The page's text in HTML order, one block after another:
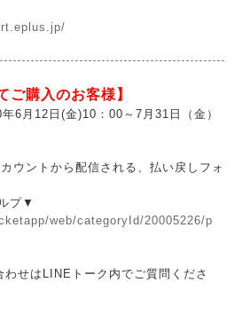
ご購入のお客様】
6月12日(金)10：00～7月31日（金）
ウントから配信される、払い戻しフォ
プ▼
web/categoryId/20005226/p
せはLINEトーク内でご質問くださ